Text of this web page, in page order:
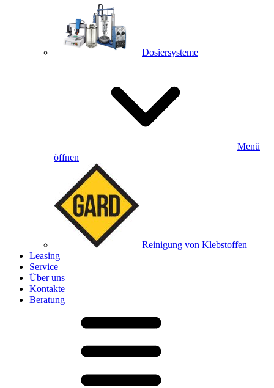
Dosiersysteme
Menü
öffnen
Reinigung von Klebstoffen
Leasing
Service
Über uns
Kontakte
Beratung